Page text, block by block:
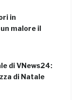
in
malore il
di VNews24:
di Natale